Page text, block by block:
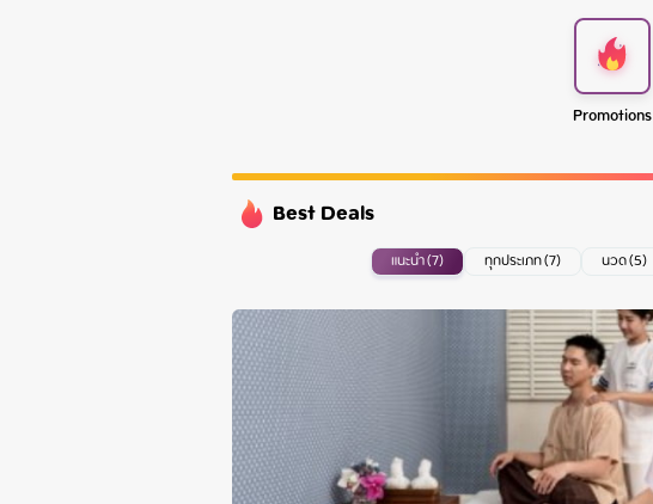
Promotions
Best Deals
แนะนำ (7) ทุกประเภท (7) นวด (5)